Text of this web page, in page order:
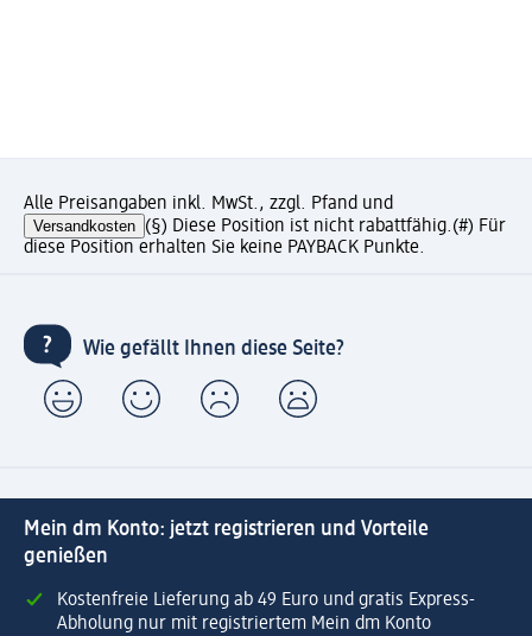
Alle Preisangaben inkl. MwSt., zzgl. Pfand und
Versandkosten (§) Diese Position ist nicht rabattfähig.(#) Für
diese Position erhalten Sie keine PAYBACK Punkte.
Wie gefällt Ihnen diese Seite?
Mein dm Konto: jetzt registrieren und Vorteile
genießen
Kostenfreie Lieferung ab 49 Euro und gratis Express-
Abholung nur mit registriertem Mein dm Konto